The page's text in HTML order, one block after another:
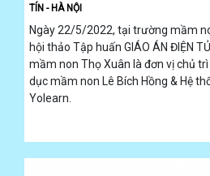
TÍN - HÀ NỘI
Ngày 22/5/2022, tại trường mầm
hội thảo Tập huấn GIÁO ÁN ĐIỆN
mầm non Thọ Xuân là đơn vị chủ
dục mầm non Lê Bích Hồng & Hệ
Yolearn.